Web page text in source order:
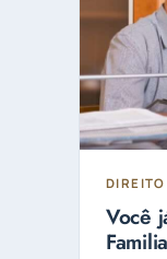
Você